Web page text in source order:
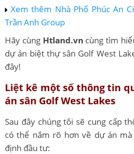
Xem thêm Nhà Phố Phúc An
Trần Anh Group
Hãy cùng Htland.vn cùng tìm
dự án biệt thự sân Golf West
đây!
Liệt kê một số thông tin
án sân Golf West Lakes
Sau đây chúng tôi sẽ cung cấp
có thể nắm rõ hơn về dự án
định đầu tư: